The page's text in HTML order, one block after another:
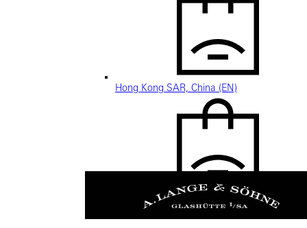
Hong Kong SAR, China (EN)
中国香港特别行政区 (ZH-HANS)